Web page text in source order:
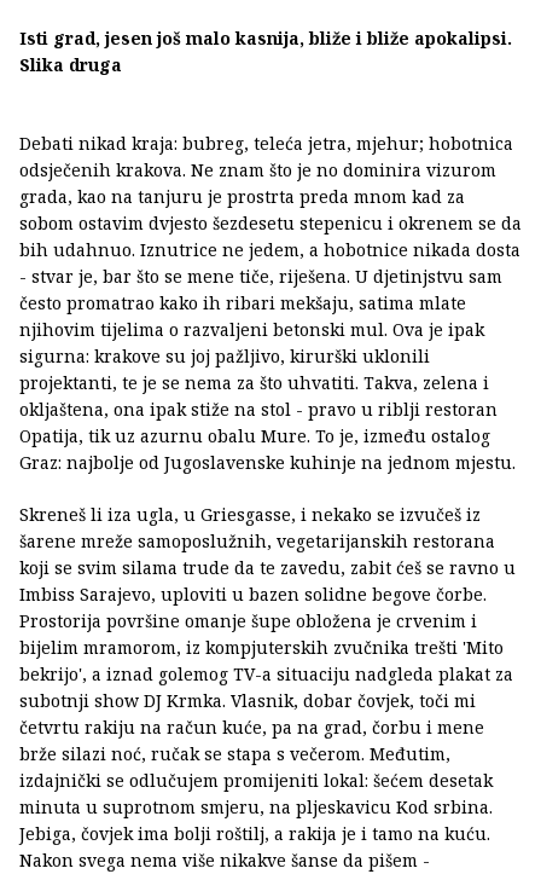
Isti grad, jesen još malo kasnija, bliže i bliže apokalipsi.
Slika druga
Debati nikad kraja: bubreg, teleća jetra, mjehur; hobotnica
odsječenih krakova. Ne znam što je no dominira vizurom
grada, kao na tanjuru je prostrta preda mnom kad za
sobom ostavim dvjesto šezdesetu stepenicu i okrenem se da
bih udahnuo. Iznutrice ne jedem, a hobotnice nikada dosta
- stvar je, bar što se mene tiče, riješena. U djetinjstvu sam
često promatrao kako ih ribari mekšaju, satima mlate
njihovim tijelima o razvaljeni betonski mul. Ova je ipak
sigurna: krakove su joj pažljivo, kirurški uklonili
projektanti, te je se nema za što uhvatiti. Takva, zelena i
okljaštena, ona ipak stiže na stol - pravo u riblji restoran
Opatija, tik uz azurnu obalu Mure. To je, između ostalog
Graz: najbolje od Jugoslavenske kuhinje na jednom mjestu.
Skreneš li iza ugla, u Griesgasse, i nekako se izvučeš iz
šarene mreže samoposlužnih, vegetarijanskih restorana
koji se svim silama trude da te zavedu, zabit ćeš se ravno u
Imbiss Sarajevo, uploviti u bazen solidne begove čorbe.
Prostorija površine omanje šupe obložena je crvenim i
bijelim mramorom, iz kompjuterskih zvučnika trešti 'Mito
bekrijo', a iznad golemog TV-a situaciju nadgleda plakat za
subotnji show DJ Krmka. Vlasnik, dobar čovjek, toči mi
četvrtu rakiju na račun kuće, pa na grad, čorbu i mene
brže silazi noć, ručak se stapa s večerom. Međutim,
izdajnički se odlučujem promijeniti lokal: šećem desetak
minuta u suprotnom smjeru, na pljeskavicu Kod srbina.
Jebiga, čovjek ima bolji roštilj, a rakija je i tamo na kuću.
Nakon svega nema više nikakve šanse da pišem -